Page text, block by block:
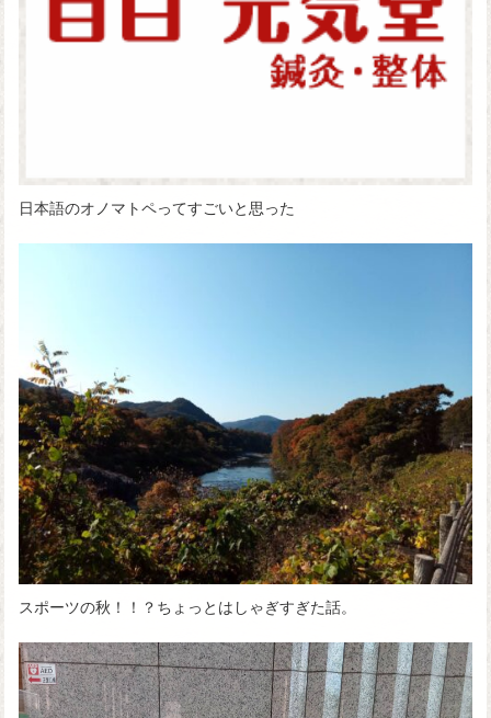
日本語のオノマトペってすごいと思った
スポーツの秋！！？ちょっとはしゃぎすぎた話。